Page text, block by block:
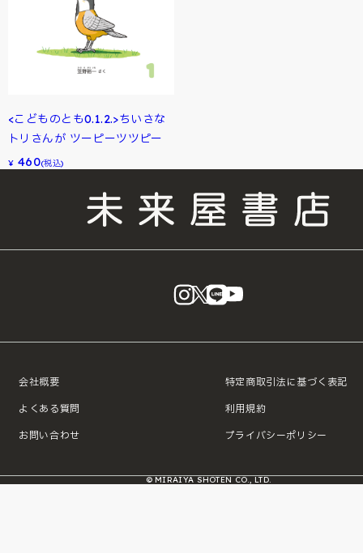
<こどものとも0.1.2.>ちいさな
トリさんが ツーピーツツピー
¥ 460(税込)
instagram
X LINE
会社概要
よくある質問
お問い合わせ
特定商取引法に基づく表記
利用規約
プライバシーポリシー
© MIRAIYA SHOTEN CO., LTD.